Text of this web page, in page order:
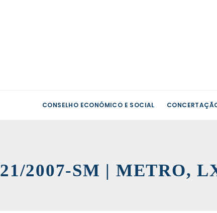
CONSELHO ECONÓMICO E SOCIAL
21/2007-SM | METRO,